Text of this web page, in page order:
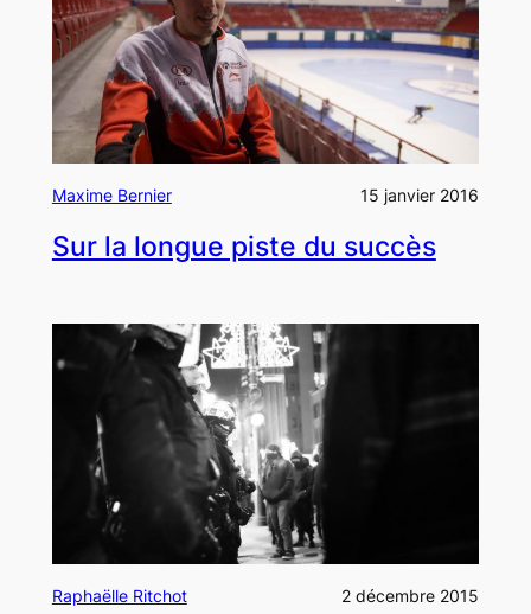
Maxime Bernier 15 janvier 2016
Sur la longue piste du succès
Raphaëlle Ritchot 2 décembre 2015